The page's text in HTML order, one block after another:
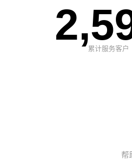
累计服务客户
帮